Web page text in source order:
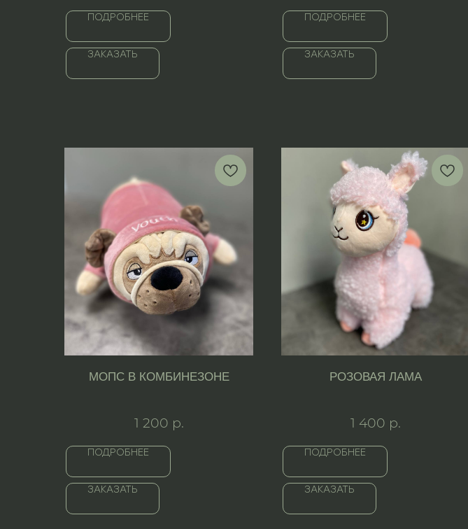
ПОДРОБНЕЕ
ЗАКАЗАТЬ
ПОДРОБНЕЕ
ЗАКАЗАТЬ
МОПС В КОМБИНЕЗОНЕ
1 200 р.
ПОДРОБНЕЕ
ЗАКАЗАТЬ
РОЗОВАЯ ЛАМА
1 400 р.
ПОДРОБНЕЕ
ЗАКАЗАТЬ